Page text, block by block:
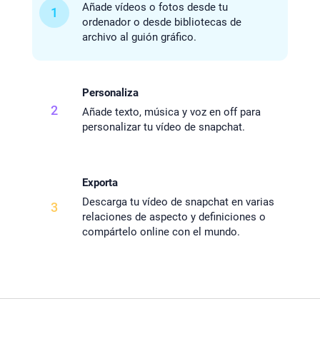
1
Añade vídeos o fotos desde tu
ordenador o desde bibliotecas de
archivo al guión gráfico.
2
Personaliza
Añade texto, música y voz en off para
personalizar tu vídeo de snapchat.
3
Exporta
Descarga tu vídeo de snapchat en varias
relaciones de aspecto y definiciones o
compártelo online con el mundo.